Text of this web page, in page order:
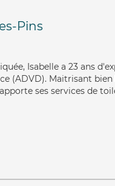
Pins
Isabelle a 23 ans
(ADVD). Maitrisant
ses services de